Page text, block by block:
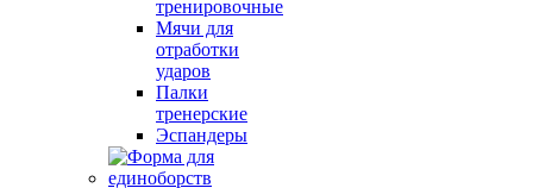
тренировочные
Мячи для
отработки
ударов
Палки
тренерские
Эспандеры